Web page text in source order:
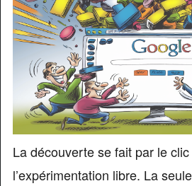
La découverte se fait par le
l’expérimentation libre. La